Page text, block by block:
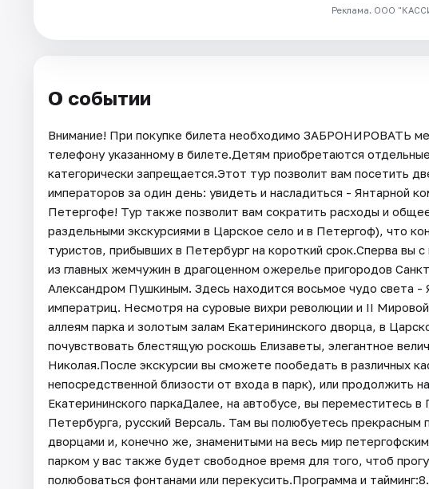
Реклама. ООО
О событии
Внимание! При покупке билета необходимо ЗАБРОНИРОВАТЬ
телефону указанному в билете.Детям приобретаются
категорически запрещается.Этот тур позволит вам посетить
императоров за один день: увидеть и насладиться - Янтарной
Петергофе! Тур также позволит вам сократить расходы и
раздельными экскурсиями в Царское село и в Петергоф), что
туристов, прибывших в Петербург на короткий срок.Сперва вы
из главных жемчужин в драгоценном ожерелье пригородов
Александром Пушкиным. Здесь находится восьмое чудо света -
императриц. Несмотря на суровые вихри революции и II
аллеям парка и золотым залам Екатерининского дворца, в
почувствовать блестящую роскошь Елизаветы, элегантное
Николая.После экскурсии вы сможете пообедать в различных
непосредственной близости от входа в парк), или продолжить
Екатерининского паркаДалее, на автобусе, вы переместитесь
Петербурга, русский Версаль. Там вы полюбуетесь прекрасным
дворцами и, конечно же, знаменитыми на весь мир
парком у вас также будет свободное время для того, чтоб
полюбоваться фонтанами или перекусить.Программа и